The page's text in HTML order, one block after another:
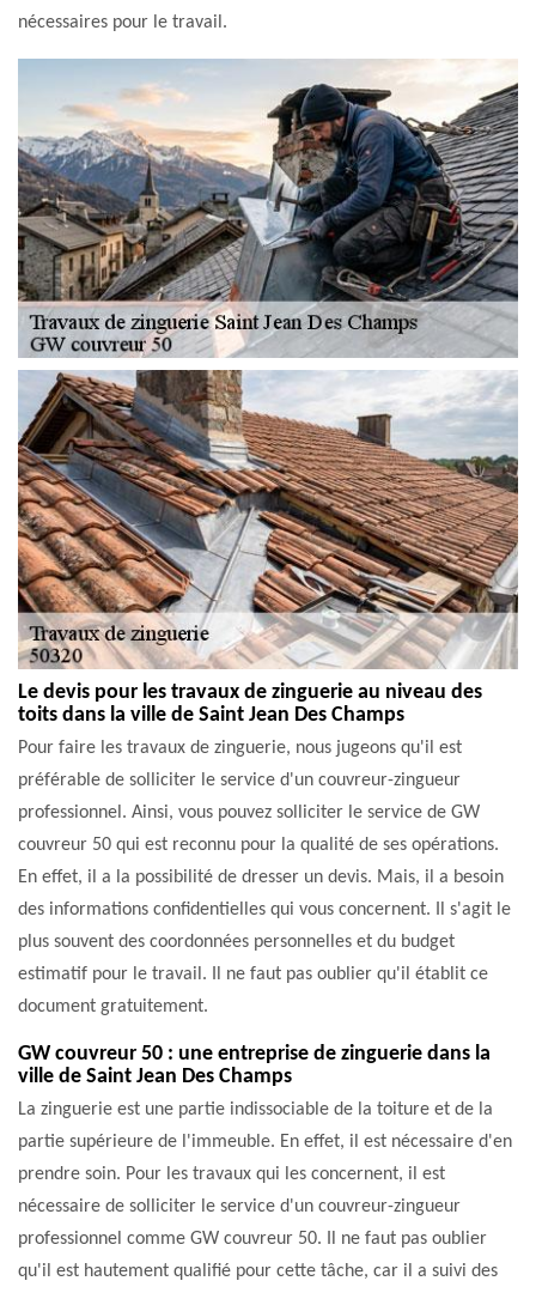
nécessaires pour le travail.
Le devis pour les travaux de zinguerie au niveau des
toits dans la ville de Saint Jean Des Champs
Pour faire les travaux de zinguerie, nous jugeons qu'il est
préférable de solliciter le service d'un couvreur-zingueur
professionnel. Ainsi, vous pouvez solliciter le service de GW
couvreur 50 qui est reconnu pour la qualité de ses opérations.
En effet, il a la possibilité de dresser un devis. Mais, il a besoin
des informations confidentielles qui vous concernent. Il s'agit le
plus souvent des coordonnées personnelles et du budget
estimatif pour le travail. Il ne faut pas oublier qu'il établit ce
document gratuitement.
GW couvreur 50 : une entreprise de zinguerie dans la
ville de Saint Jean Des Champs
La zinguerie est une partie indissociable de la toiture et de la
partie supérieure de l'immeuble. En effet, il est nécessaire d'en
prendre soin. Pour les travaux qui les concernent, il est
nécessaire de solliciter le service d'un couvreur-zingueur
professionnel comme GW couvreur 50. Il ne faut pas oublier
qu'il est hautement qualifié pour cette tâche, car il a suivi des